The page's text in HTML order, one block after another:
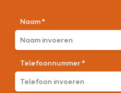
Naam *
Telefoonnummer *